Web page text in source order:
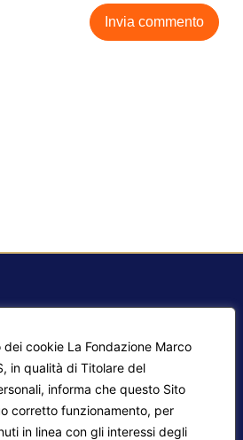
cookie La Fondazione Marco
in qualità di Titolare del
informa che questo Sito
corretto funzionamento, per
in linea con gli interessi degli